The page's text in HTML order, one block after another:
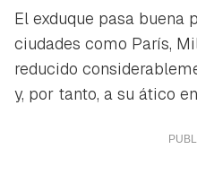
El exduque pasa buena
ciudades como París,
reducido
y, por tanto, a su ático